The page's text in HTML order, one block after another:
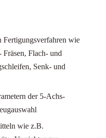
Fertigungsverfahren wie
Flach- und
Senk- und
der 5-Achs-
wie z.B.